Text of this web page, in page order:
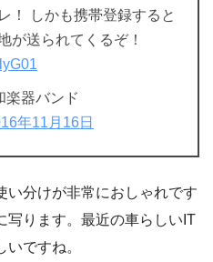
！ しかも携帯登録すると
が送られてくるぞ！
器バンド
年11月16日
い分けが非常におしゃれです
写ります。最近の車らしいIT
ですね。